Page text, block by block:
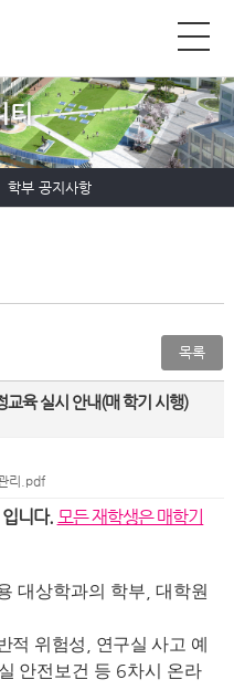
티
학부 공지사항
목록
육 실시 안내(매 학기 시행)
리.pdf
니다. 모든 재학생은 매학기
대상학과의 학부 대학원
적 위험성
연구실 사고 예
안전보건 등 6차시 온라